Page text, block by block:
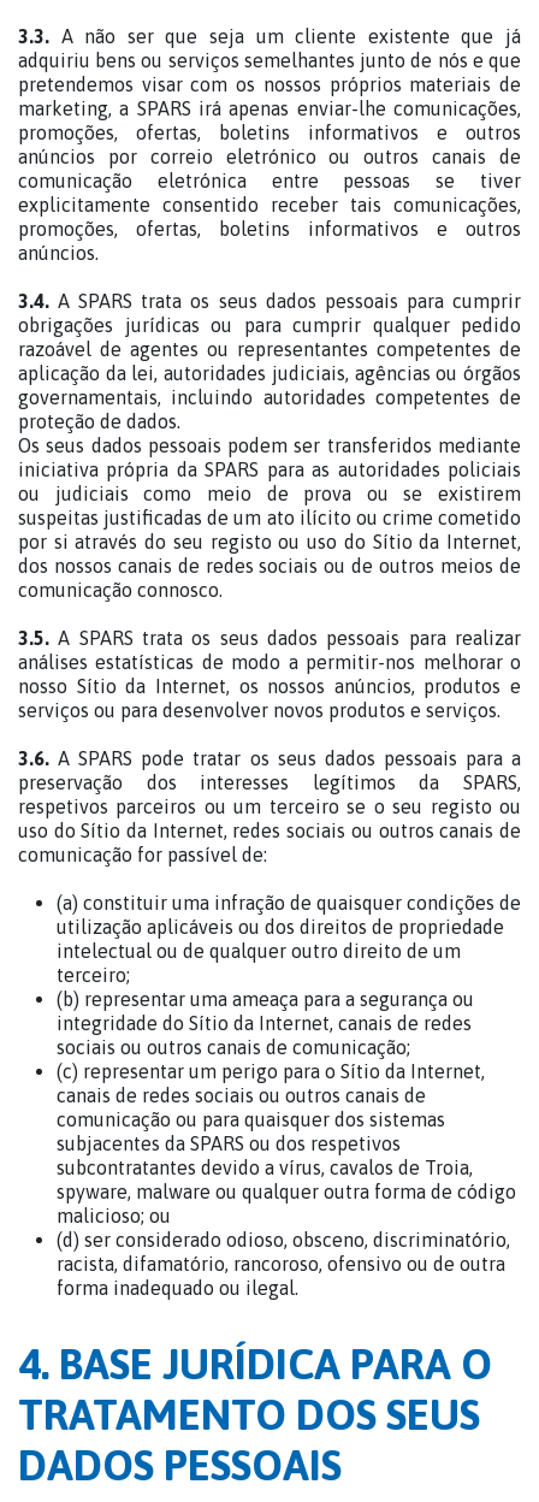
3.3. A não ser que seja um cliente existente que já
adquiriu bens ou serviços semelhantes junto de nós e que
pretendemos visar com os nossos próprios materiais de
marketing, a SPARS irá apenas enviar-lhe comunicações,
promoções, ofertas, boletins informativos e outros
anúncios por correio eletrónico ou outros canais de
comunicação eletrónica entre pessoas se tiver
explicitamente consentido receber tais comunicações,
promoções, ofertas, boletins informativos e outros
anúncios.
3.4. A SPARS trata os seus dados pessoais para cumprir
obrigações jurídicas ou para cumprir qualquer pedido
razoável de agentes ou representantes competentes de
aplicação da lei, autoridades judiciais, agências ou órgãos
governamentais, incluindo autoridades competentes de
proteção de dados.
Os seus dados pessoais podem ser transferidos mediante
iniciativa própria da SPARS para as autoridades policiais
ou judiciais como meio de prova ou se existirem
suspeitas justificadas de um ato ilícito ou crime cometido
por si através do seu registo ou uso do Sítio da Internet,
dos nossos canais de redes sociais ou de outros meios de
comunicação connosco.
3.5. A SPARS trata os seus dados pessoais para realizar
análises estatísticas de modo a permitir-nos melhorar o
nosso Sítio da Internet, os nossos anúncios, produtos e
serviços ou para desenvolver novos produtos e serviços.
3.6. A SPARS pode tratar os seus dados pessoais para a
preservação dos interesses legítimos da SPARS,
respetivos parceiros ou um terceiro se o seu registo ou
uso do Sítio da Internet, redes sociais ou outros canais de
comunicação for passível de:
(a) constituir uma infração de quaisquer condições de
utilização aplicáveis ou dos direitos de propriedade
intelectual ou de qualquer outro direito de um
terceiro;
(b) representar uma ameaça para a segurança ou
integridade do Sítio da Internet, canais de redes
sociais ou outros canais de comunicação;
(c) representar um perigo para o Sítio da Internet,
canais de redes sociais ou outros canais de
comunicação ou para quaisquer dos sistemas
subjacentes da SPARS ou dos respetivos
subcontratantes devido a vírus, cavalos de Troia,
spyware, malware ou qualquer outra forma de código
malicioso; ou
(d) ser considerado odioso, obsceno, discriminatório,
racista, difamatório, rancoroso, ofensivo ou de outra
forma inadequado ou ilegal.
4. BASE JURÍDICA PARA O
TRATAMENTO DOS SEUS
DADOS PESSOAIS